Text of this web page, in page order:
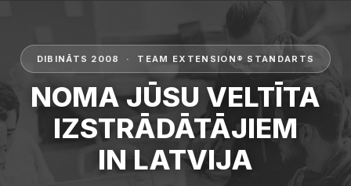
KĀ TAS DARBOJAS?
KARJERA
NOLĪGT
LATVIJA
DIBINĀTS 2008 · TEAM EXTENSION® STANDARTS
NOMA JŪSU VELTĪTA
IZSTRĀDĀTĀJIEM
IN LATVIJA